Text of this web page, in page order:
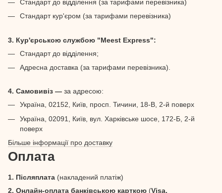
Стандарт до відділення (за тарифами перевізника)
Стандарт кур'єром (за тарифами перевізника)
3. Кур'єрською службою "Meest Express":
Стандарт до відділення;
Адресна доставка (за тарифами перевізника).
4. Самовивіз — за адресою:
Україна, 02152, Київ, просп. Тичини, 18-В, 2-й поверх
Україна, 02091, Київ, вул. Харківське шосе, 172-Б, 2-й
поверх
Більше інформації про доставку
Оплата
1. Післяплата (накладений платіж)
2. Онлайн-оплата банківською карткою (Visa,